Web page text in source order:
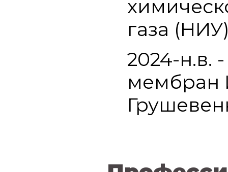
газа
2024-н.в.
мембран